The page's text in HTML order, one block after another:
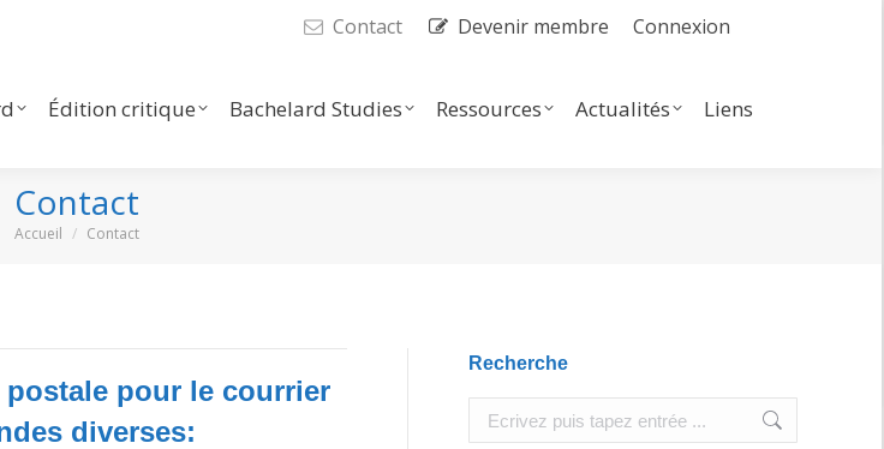
Contact Devenir membre Connexion
Édition critique Bachelard Studies Ressources Actualités Liens
Contact
Vous êtes ici :
Accueil Contact
postale pour le courrier
diverses:
Recherche
Search:
Bachelard Studies Ressources Actualités
Liens